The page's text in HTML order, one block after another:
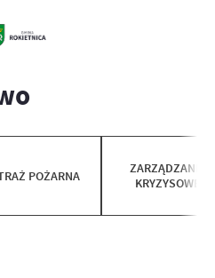
POŻARNA
ZARZĄDZANIE
KRYZYSOWE